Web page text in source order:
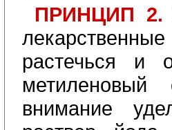
ПРИНЦИП 2.
растечься и
метиленовый
внимание